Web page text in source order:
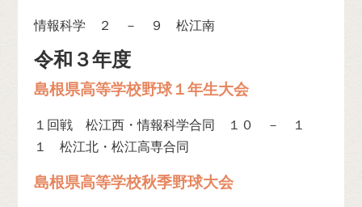
情報科学 ２ － ９ 松江南
令和３年度
島根県高等学校野球１年生大会
１回戦 松江西・情報科学合同 １０ － １
１ 松江北・松江高専合同
島根県高等学校秋季野球大会